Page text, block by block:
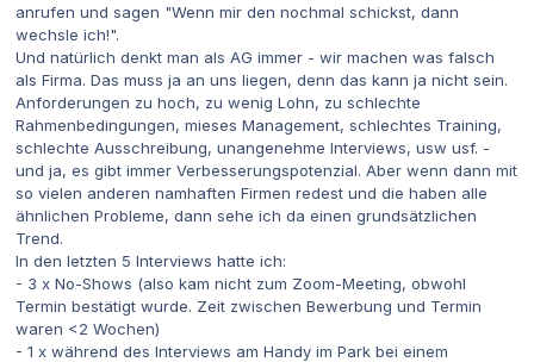
anrufen und sagen "Wenn mir den nochmal schickst, dann
wechsle ich!".
Und natürlich denkt man als AG immer - wir machen was falsch
als Firma. Das muss ja an uns liegen, denn das kann ja nicht sein.
Anforderungen zu hoch, zu wenig Lohn, zu schlechte
Rahmenbedingungen, mieses Management, schlechtes Training,
schlechte Ausschreibung, unangenehme Interviews, usw usf. -
und ja, es gibt immer Verbesserungspotenzial. Aber wenn dann mit
so vielen anderen namhaften Firmen redest und die haben alle
ähnlichen Probleme, dann sehe ich da einen grundsätzlichen
Trend.
In den letzten 5 Interviews hatte ich:
- 3 x No-Shows (also kam nicht zum Zoom-Meeting, obwohl
Termin bestätigt wurde. Zeit zwischen Bewerbung und Termin
waren <2 Wochen)
- 1 x während des Interviews am Handy im Park bei einem